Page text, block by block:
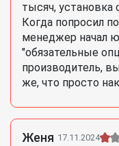
тысяч, установка
Когда попросил
менеджер начал
"обязательные
производитель,
же, что просто
Женя 17.11.2024